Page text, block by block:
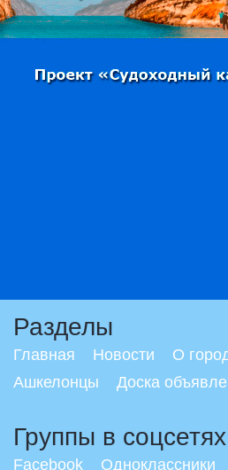
Разделы
Главная Новости О
Ашкелонцы
Доска
Группы в соцсетях
Facebook Одноклассники